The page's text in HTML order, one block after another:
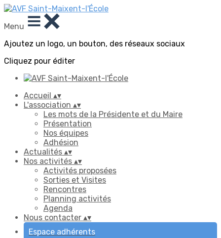
Menu
Ajoutez un logo, un bouton, des réseaux sociaux
Cliquez pour éditer
Accueil ▴▾
L'association ▴▾
Les mots de la Présidente et du Maire
Présentation
Nos équipes
Adhésion
Actualités ▴▾
Nos activités ▴▾
Activités proposées
Sorties et Visites
Rencontres
Planning activités
Agenda
Nous contacter ▴▾
Espace adhérents